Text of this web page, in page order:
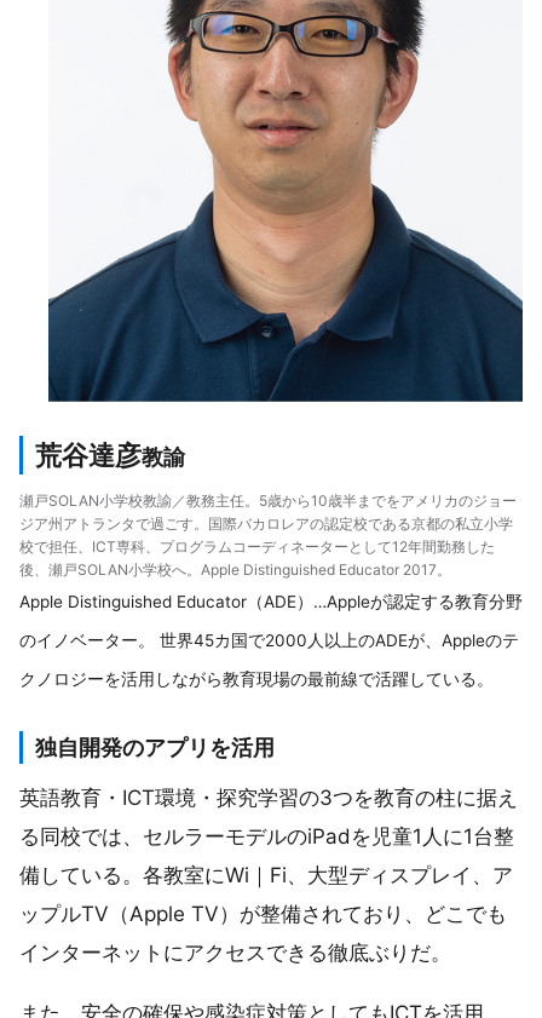
荒谷達彦教諭
瀬戸SOLAN小学校教諭／教務主任。5歳から10歳半までをアメリカのジョー
ジア州アトランタで過ごす。国際バカロレアの認定校である京都の私立小学
校で担任、ICT専科、プログラムコーディネーターとして12年間勤務した
後、瀬戸SOLAN小学校へ。Apple Distinguished Educator 2017。
Apple Distinguished Educator（ADE）…Appleが認定する教育分野
のイノベーター。 世界45カ国で2000人以上のADEが、Appleのテ
クノロジーを活用しながら教育現場の最前線で活躍している。
独自開発のアプリを活用
英語教育・ICT環境・探究学習の3つを教育の柱に据え
る同校では、セルラーモデルのiPadを児童1人に1台整
備している。各教室にWi｜Fi、大型ディスプレイ、ア
ップルTV（Apple TV）が整備されており、どこでも
インターネットにアクセスできる徹底ぶりだ。
また、安全の確保や感染症対策としてもICTを活用